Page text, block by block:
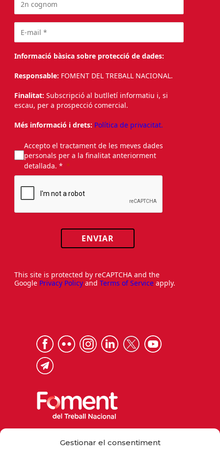
Gestionar el consentiment
Informació bàsica sobre protecció de dades:
Responsable: FOMENT DEL TREBALL NACIONAL.
Finalitat: Subscripció al butlletí informatiu i, si
escau, per a prospecció comercial.
Més informació i drets: Política de privacitat.
Accepto el tractament de les meves dades
personals per a la finalitat anteriorment
detallada. *
ENVIAR
This site is protected by reCAPTCHA and the
Google Privacy Policy and Terms of Service apply.